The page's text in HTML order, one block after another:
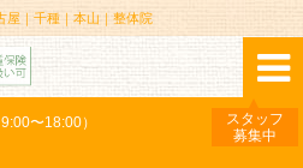
屋｜千種｜本山｜整体院
〜18:00）
スタッフ
募集中